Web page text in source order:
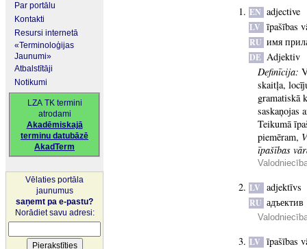
Par portālu
Kontakti
Resursi internetā
«Terminoloģijas
Jaunumi»
Atbalstītāji
Notikumi
LZA TK termini
atrodami
Akadēmiskajā
terminu datubāzē
AkadTerm
Vēlaties portāla
jaunumus
saņemt pa e-pastu?
Norādiet savu adresi:
EN adjective
LV īpašības
RU имя
DE Adjektiv
Definīcija:
skaitļa,
gramatiskā
saskaņojas
Teikumā
piemēram,
īpašības
LV adjektīvs
RU адъектив
LV īpašības